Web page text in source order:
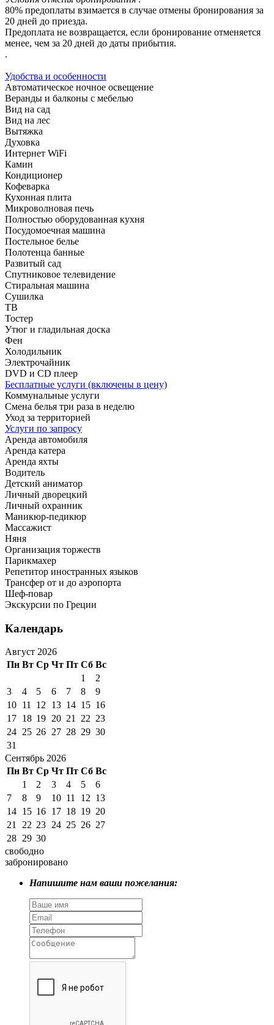
80% предоплаты взимается в случае отмены бронирования за
20 дней до приезда.
Предоплата не возвращается, если бронирование отменяется
менее, чем за 20 дней до даты прибытия.
.
Удобства и особенности
Автоматическое ночное освещение
Веранды и балконы с мебелью
Вид на сад
Вид на лес
Вытяжка
Духовка
Интернет WiFi
Камин
Кондиционер
Кофеварка
Кухонная плита
Микроволновая печь
Полностью оборудованная кухня
Посудомоечная машина
Постельное белье
Полотенца банные
Развитый сад
Спутниковое телевидение
Стиральная машина
Сушилка
ТВ
Тостер
Утюг и гладильная доска
Фен
Холодильник
Электрочайник
DVD и CD плеер
Бесплатные услуги (включены в цену)
Коммунальные услуги
Смена белья три раза в неделю
Уход за территорией
Услуги по запросу
Аренда автомобиля
Аренда катера
Аренда яхты
Водитель
Детский аниматор
Личный дворецкий
Личный охранник
Маникюр-педикюр
Массажист
Няня
Организация торжеств
Парикмахер
Репетитор иностранных языков
Трансфер от и до аэропорта
Шеф-повар
Экскурсии по Греции
Календарь
Август 2026
Пн Вт Ср Чт Пт Сб Вс
1
2
3
4 5 6 7 8
9
10 11 12 13 14 15 16
17 18 19 20 21 22 23
24 25 26 27 28 29 30
31
Сентябрь 2026
Пн Вт Ср Чт Пт Сб Вс
1
2 3 4 5
6
7
8 9 10 11 12 13
14 15 16 17 18 19 20
21
22 23 24 25 26 27
28 29 30
свободно
забронировано
Напишите нам ваши пожелания: